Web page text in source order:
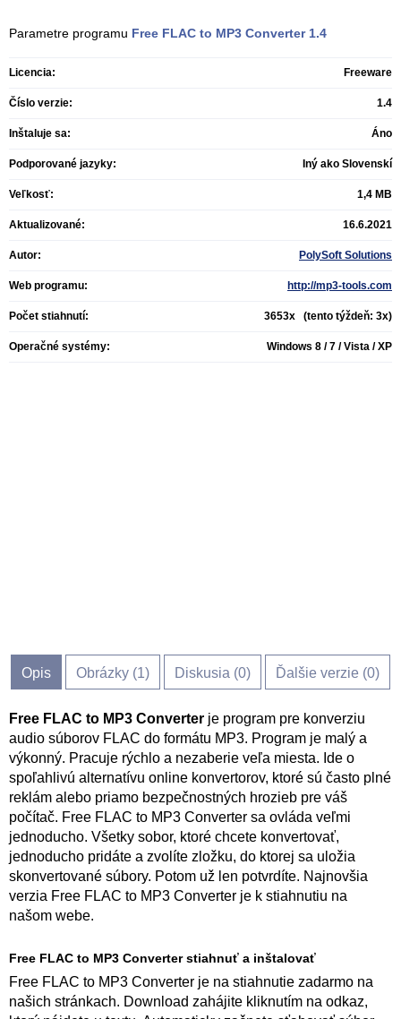
Parametre programu Free FLAC to MP3 Converter 1.4
Licencia: Freeware
Číslo verzie: 1.4
Inštaluje sa: Áno
Podporované jazyky: Iný ako Slovenskí
Veľkosť: 1,4 MB
Aktualizované: 16.6.2021
Autor: PolySoft Solutions
Web programu: http://mp3-tools.com
Počet stiahnutí: 3653x (tento týždeň: 3x)
Operačné systémy: Windows 8 / 7 / Vista / XP
Opis Obrázky (1) Diskusia (0) Ďalšie verzie (0)
Free FLAC to MP3 Converter je program pre konverziu
audio súborov FLAC do formátu MP3. Program je malý a
výkonný. Pracuje rýchlo a nezaberie veľa miesta. Ide o
spoľahlivú alternatívu online konvertorov, ktoré sú často plné
reklám alebo priamo bezpečnostných hrozieb pre váš
počítač. Free FLAC to MP3 Converter sa ovláda veľmi
jednoducho. Všetky sobor, ktoré chcete konvertovať,
jednoducho pridáte a zvolíte zložku, do ktorej sa uložia
skonvertované súbory. Potom už len potvrdíte. Najnovšia
verzia Free FLAC to MP3 Converter je k stiahnutiu na
našom webe.
Free FLAC to MP3 Converter stiahnuť a inštalovať
Free FLAC to MP3 Converter je na stiahnutie zadarmo na
našich stránkach. Download zahájite kliknutím na odkaz,